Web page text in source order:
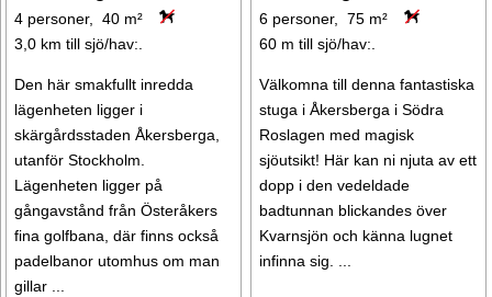
4 personer, 40 m²
3,0 km till sjö/hav:.
Den här smakfullt inredda
lägenheten ligger i
skärgårdsstaden Åkersberga,
utanför Stockholm.
Lägenheten ligger på
gångavstånd från Österåkers
fina golfbana, där finns också
padelbanor utomhus om man
gillar ...
6 personer, 75 m²
60 m till sjö/hav:.
Välkomna till denna fantastiska
stuga i Åkersberga i Södra
Roslagen med magisk
sjöutsikt! Här kan ni njuta av ett
dopp i den vedeldade
badtunnan blickandes över
Kvarnsjön och känna lugnet
infinna sig. ...